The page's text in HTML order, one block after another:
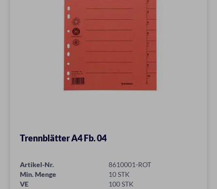
Trennblätter A4 Fb. 04
Artikel-Nr.
8610001-ROT
Min. Menge
10 STK
VE
100 STK